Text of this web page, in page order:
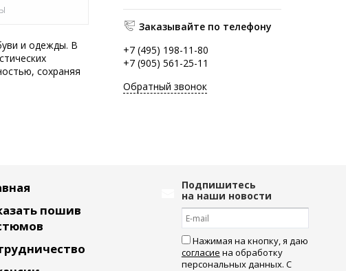
Заказывайте по телефону
+7 (495) 198-11-80
+7 (905) 561-25-11
Обратный звонок
и одежды. В
сохраняя
пошив
Подпишитесь
на наши новости
Нажимая на кнопку, я даю
согласие на обработку
персональных данных. С